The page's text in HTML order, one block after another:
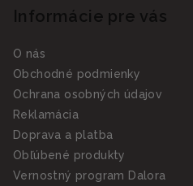
Informácie pre vás
O nás
Obchodné podmienky
Ochrana osobných údajov
Reklamácia
Doprava a platba
Obľúbené produkty
Vernostný program Dalora